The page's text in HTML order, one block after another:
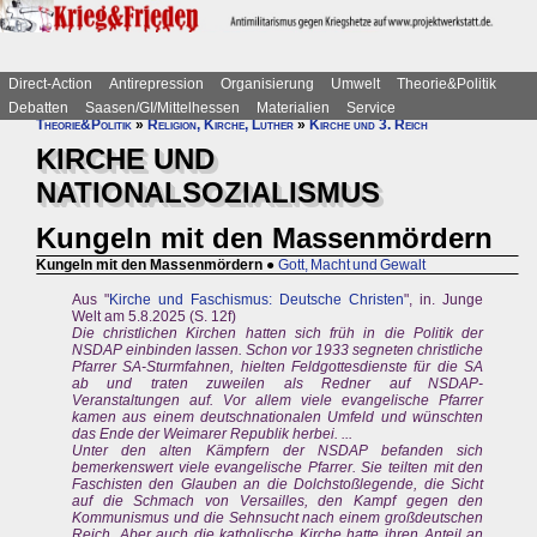
Direct-Action Antirepression Organisierung Umwelt
Theorie&Politik
Debatten
Saasen/GI/Mittelhessen Materialien
Service
Theorie&Politik»Religion, Kirche, Luther»Kirche und 3. Reich
KIRCHE UND
NATIONALSOZIALISMUS
Kungeln mit den Massenmördern
Kungeln mit den Massenmördern ● Gott, Macht und Gewalt
Aus "Kirche und Faschismus: Deutsche Christen", in. Junge
Welt am 5.8.2025 (S. 12f)
Die christlichen Kirchen hatten sich früh in die Politik der
NSDAP einbinden lassen. Schon vor 1933 segneten christliche
Pfarrer SA-Sturmfahnen, hielten Feldgottesdienste für die SA
ab und traten zuweilen als Redner auf NSDAP-
Veranstaltungen auf. Vor allem viele evangelische Pfarrer
kamen aus einem deutschnationalen Umfeld und wünschten
das Ende der Weimarer Republik herbei. ...
Unter den alten Kämpfern der NSDAP befanden sich
bemerkenswert viele evangelische Pfarrer. Sie teilten mit den
Faschisten den Glauben an die Dolchstoßlegende, die Sicht
auf die Schmach von Versailles, den Kampf gegen den
Kommunismus und die Sehnsucht nach einem großdeutschen